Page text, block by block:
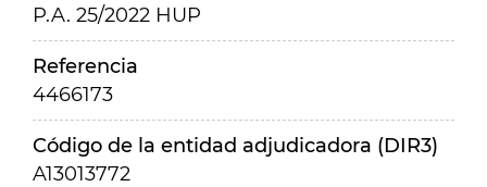
P.A. 25/2022 HUP
Referencia
4466173
Código de la entidad adjudicadora (DIR3)
A13013772